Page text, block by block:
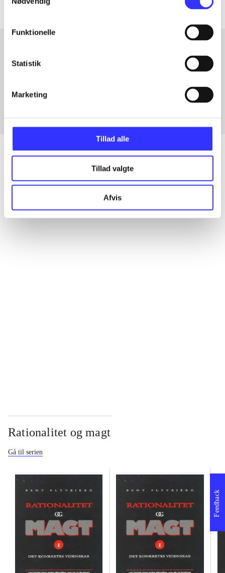
Funktionelle
Statistik
Marketing
Tillad alle
Tillad valgte
Afvis
Artikler med samme emner
Artikler
Alle registrerede artikler fordelt på udgivelser
Rationalitet og magt
Gå til serien
Feedback